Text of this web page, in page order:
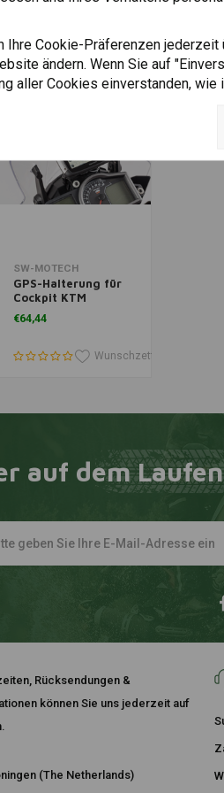
Zum Warenkorb hinzufügen
SW-MOTECH
GPS-Halterung für
Cockpit KTM
Adventure
1050/1090/R/1190/R |
€64,44
Wunschzettel
auf dem
Rücksendungen &
können Sie uns jederzeit auf
(The Netherlands)
Ihre Cookie-Präferenzen
ändern. Wenn Sie auf
aller Cookies einverstanden, wie